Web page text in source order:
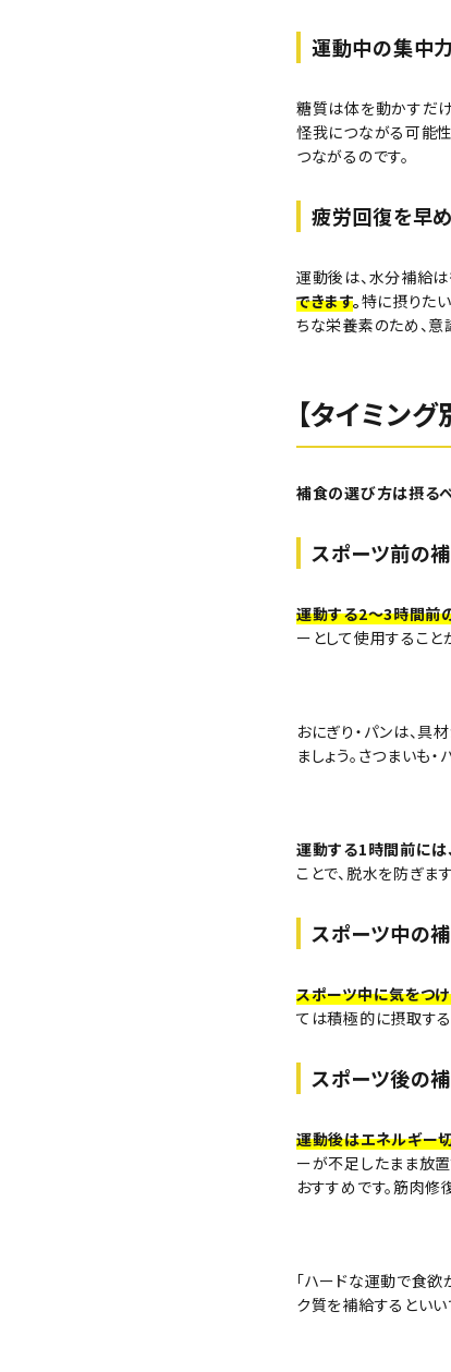
運動中の集中
糖質は体を動かすだけ
怪我につながる可能
つながるのです。
疲労回復を早
運動後は、水分補給は
できます。特に摂りた
ちな栄養素のため、意
【タイミン
補食の選び方は摂る
スポーツ前の
運動する2〜3時間前
ーとして使用すること
おにぎり・パンは、
ましょう。さつまいも
運動する1時間前には
ことで、脱水を防ぎま
スポーツ中の
スポーツ中に気をつ
ては積極的に摂取す
スポーツ後の
運動後はエネルギー
ーが不足したまま放
おすすめです。筋肉修
「ハードな運動で食欲
ク質を補給するといい